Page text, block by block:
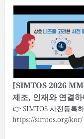
[SIMTOS 2026
제조, 인재와 연결
👉 SIMTOS 사전등록
https://simtos.org/